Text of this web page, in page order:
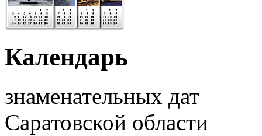
Календарь
знаменательных дат
Саратовской области